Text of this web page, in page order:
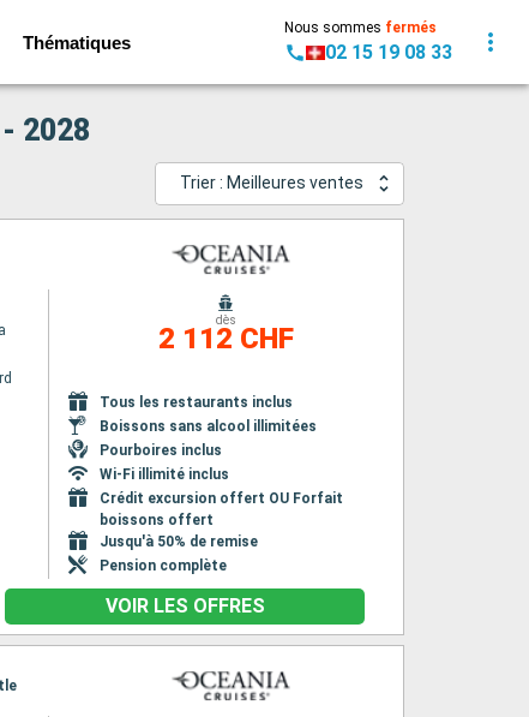
Thématiques
Nous sommes fermés
02 15 19 08 33
2028
Trier : Meilleures ventes
dès
2 112 CHF
Tous les restaurants inclus
Boissons sans alcool illimitées
Pourboires inclus
Wi-Fi illimité inclus
Crédit excursion offert OU Forfait
boissons offert
Jusqu'à 50% de remise
Pension complète
VOIR LES OFFRES